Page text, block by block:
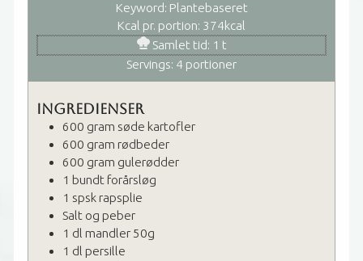
Keyword: Plantebaseret
Kcal pr. portion: 374kcal
Samlet tid: 1 time
t
Servings: 4 portioner
Ingredienser
600 gram søde kartofler
600 gram rødbeder
600 gram gulerødder
1 bundtforårsløg
1 spskrapsplie
Salt og peber
1 dl mandler 50g
1 dl persille